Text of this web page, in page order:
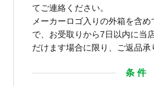
てご連絡ください。
メーカーロゴ入りの外箱を含
で、お受取りから7日以内に当
だけます場合に限り、ご返品承
条 件